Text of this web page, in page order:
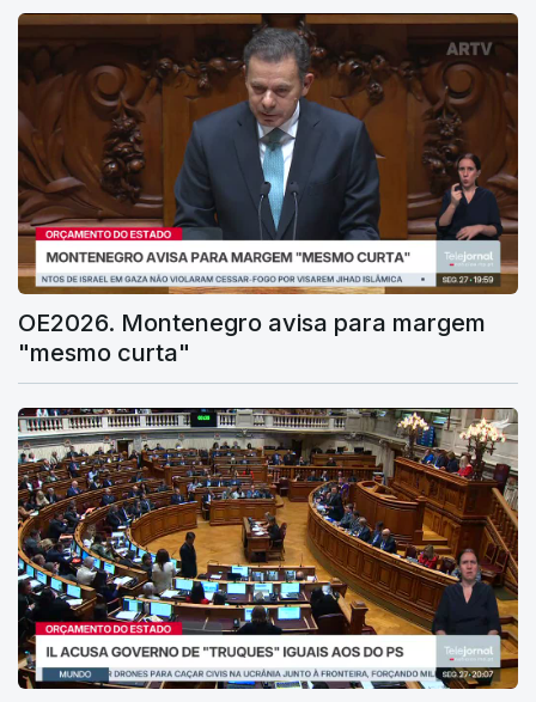
OE2026. Montenegro avisa para margem
"mesmo curta"